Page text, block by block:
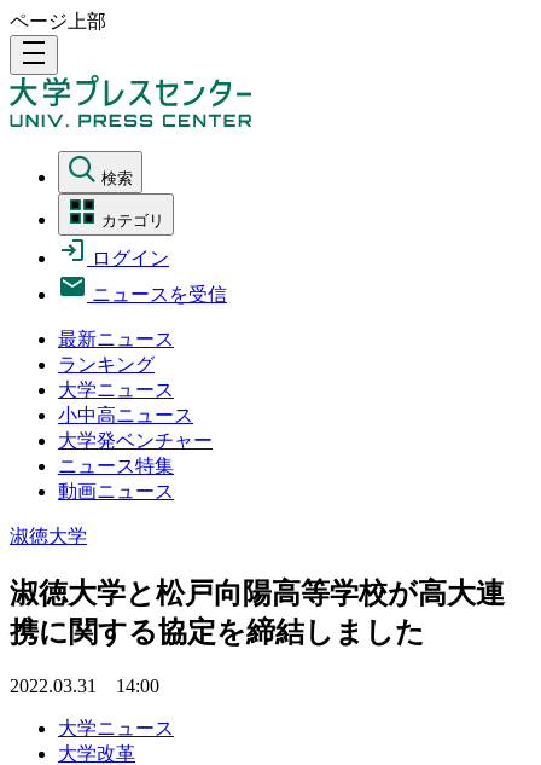
ページ上部
density_medium
検索
カテゴリ
ログイン
ニュースを受信
最新ニュース
ランキング
大学ニュース
小中高ニュース
大学発ベンチャー
ニュース特集
動画ニュース
淑徳大学
淑徳大学と松戸向陽高等学校が高大連
携に関する協定を締結しました
2022.03.31 14:00
大学ニュース
大学改革